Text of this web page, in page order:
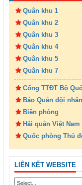
Quân khu 1
Quân khu 2
Quân khu 3
Quân khu 4
Quân khu 5
Quân khu 7
Cổng TTĐT Bộ
Báo Quân đội
Biên phòng
Hải quân Việt Nam
Quốc phòng Thủ
LIÊN KẾT WEBSITE